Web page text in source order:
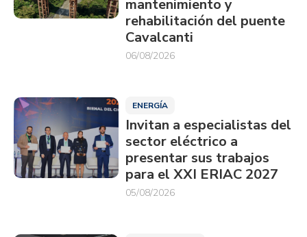
mantenimiento y
rehabilitación del puente
Cavalcanti
06/08/2026
ENERGÍA
Invitan a especialistas del
sector eléctrico a
presentar sus trabajos
para el XXI ERIAC 2027
05/08/2026